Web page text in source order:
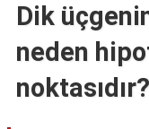
Dik
neden
noktasıdır?